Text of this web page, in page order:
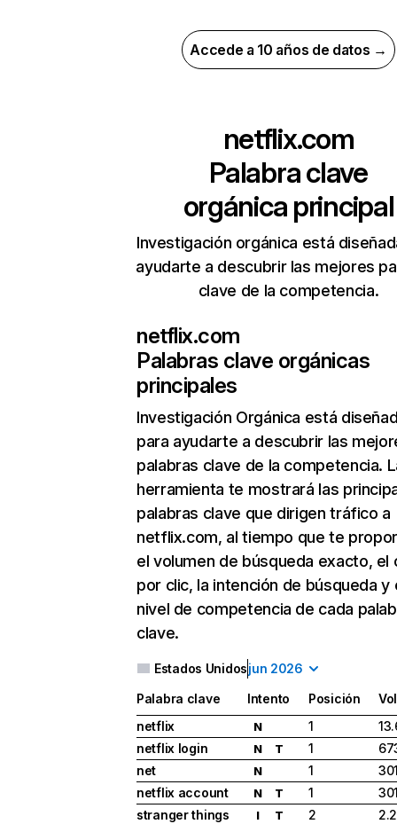
Accede a 10 años de datos →
netflix.com
Palabra clave
orgánica principal
Investigación orgánica está
ayudarte a descubrir las mejores
clave de la competencia.
netflix.com
Palabras clave orgánicas
principales
Investigación Orgánica está
para ayudarte a descubrir las
palabras clave de la competencia.
herramienta te mostrará las
palabras clave que dirigen tráfico a
netflix.com, al tiempo que te
el volumen de búsqueda exacto, el
por clic, la intención de búsqueda y
nivel de competencia de cada
clave.
Estados Unidosjun 2026
Palabra clave Intento Posición
netflix
N 1
netflix login
N T 1
net
N 1
netflix account
N T 1
stranger things
I T 2